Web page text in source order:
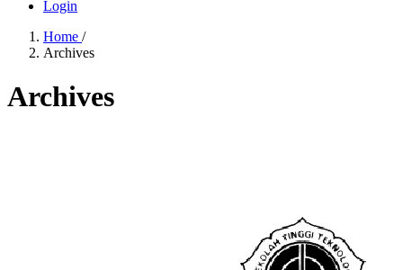
Login
Home /
Archives
Archives